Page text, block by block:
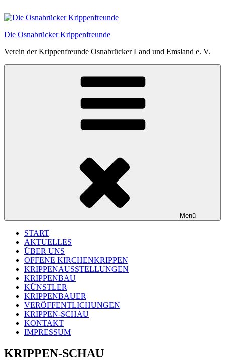
Inhalt
Die Osnabrücker Krippenfreunde
Verein der Krippenfreunde Osnabrücker Land und Emsland e. V.
Menü
START
AKTUELLES
ÜBER UNS
OFFENE KIRCHENKRIPPEN
KRIPPENAUSSTELLUNGEN
KRIPPENBAU
KÜNSTLER
KRIPPENBAUER
VERÖFFENTLICHUNGEN
KRIPPEN-SCHAU
KONTAKT
IMPRESSUM
KRIPPEN-SCHAU